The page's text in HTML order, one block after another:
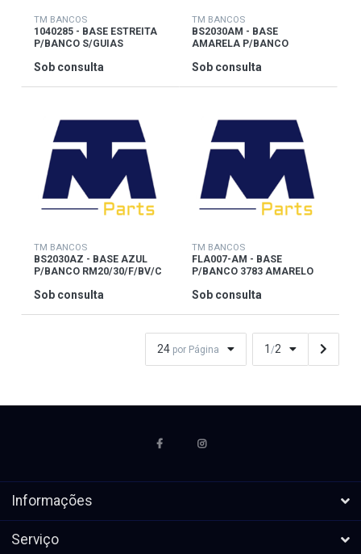
TM BANCOS
1040285 - BASE ESTREITA
P/BANCO S/GUIAS
Sob consulta
TM BANCOS
BS2030AM - BASE
AMARELA P/BANCO
Sob consulta
TM BANCOS
BS2030AZ - BASE AZUL
P/BANCO RM20/30/F/BV/C
Sob consulta
TM BANCOS
FLA007-AM - BASE
P/BANCO 3783 AMARELO
Sob consulta
24 por Página 1 /2
Informações
Serviço